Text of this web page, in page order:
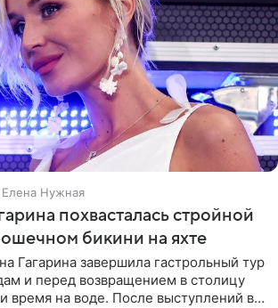
Елена Нужная
похвасталась стройной
бикини на яхте
Гагарина завершила гастрольный тур
и перед возвращением в столицу
время на воде. После выступлений в